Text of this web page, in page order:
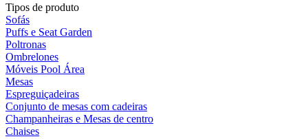
Tipos de produto
Sofás
Puffs e Seat Garden
Poltronas
Ombrelones
Móveis Pool Área
Mesas
Espreguiçadeiras
Conjunto de mesas com cadeiras
Champanheiras e Mesas de centro
Chaises